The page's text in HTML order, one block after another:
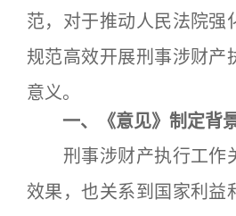
范，对于推动人民法院强
规范高效开展刑事涉财产
意义。
一、《意见》制定背
刑事涉财产执行工作
效果，也关系到国家利益